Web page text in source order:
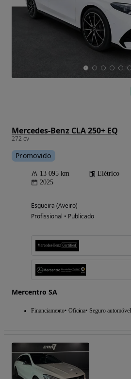
Mercedes-Benz CLA 250+ EQ
272 cv
Promovido
13 095 km Elétrico
2025
Esgueira (Aveiro)
Profissional • Publicado
Mercentro SA
Financiamento Oficina Seguro automóvel